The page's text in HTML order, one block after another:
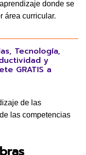
donde se
área curricular.
Tecnología,
y
GRATIS a
de las
las competencias